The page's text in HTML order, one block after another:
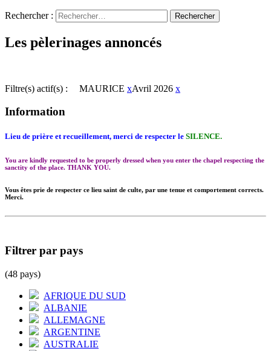
Rechercher :
Les pèlerinages annoncés
Filtre(s) actif(s) : MAURICE xAvril 2026 x
Information
Lieu de prière et recueillement, merci de respecter le SILENCE.
You are kindly requested to be properly dressed when you enter the chapel respecting the
sanctity of the place. THANK YOU.
Vous êtes prie de respecter ce lieu saint de culte, par une tenue et comportement corrects.
Merci.
Filtrer par pays
(48 pays)
AFRIQUE DU SUD
ALBANIE
ALLEMAGNE
ARGENTINE
AUSTRALIE